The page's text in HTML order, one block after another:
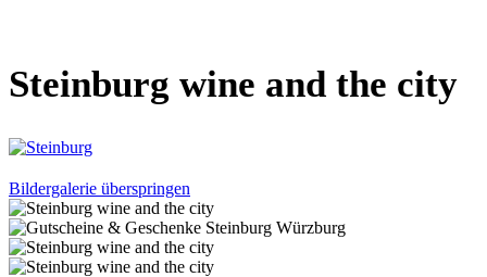
Steinburg wine and the city
Bildergalerie überspringen